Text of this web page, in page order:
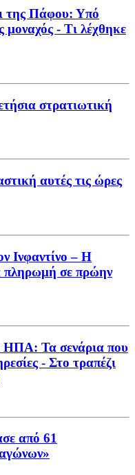
της Πάφου: Υπό
μοναχός - Τι λέχθηκε
στρατιωτική
αυτές τις ώρες
Ινφαντίνο – Η
πληρωμή σε πρώην
ΗΠΑ: Τα σενάρια που
- Στο τραπέζι
από 61